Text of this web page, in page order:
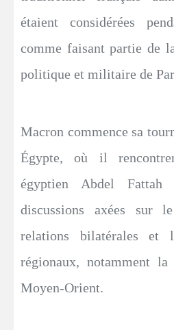
étaient considérées
comme faisant partie de
politique et militaire de
Macron commence sa
Égypte, où il
égyptien Abdel
discussions axées sur
relations bilatérales et
régionaux, notamment
Moyen-Orient.